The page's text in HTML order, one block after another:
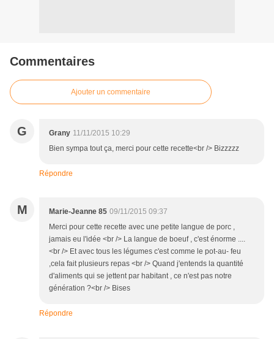
Commentaires
Ajouter un commentaire
G Grany 11/11/2015 10:29
Bien sympa tout ça, merci pour cette recette<br /> Bizzzzz
Répondre
M Marie-Jeanne 85 09/11/2015 09:37
Merci pour cette recette avec une petite langue de porc ,
jamais eu l'idée <br /> La langue de boeuf , c'est énorme ....
<br /> Et avec tous les légumes c'est comme le pot-au- feu
,cela fait plusieurs repas <br /> Quand j'entends la quantité
d'aliments qui se jettent par habitant , ce n'est pas notre
génération ?<br /> Bises
Répondre